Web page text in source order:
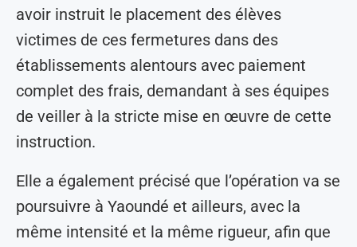
avoir instruit le placement des élèves
victimes de ces fermetures dans des
établissements alentours avec paiement
complet des frais, demandant à ses équipes
de veiller à la stricte mise en œuvre de cette
instruction.
Elle a également précisé que l’opération va se
poursuivre à Yaoundé et ailleurs, avec la
même intensité et la même rigueur, afin que